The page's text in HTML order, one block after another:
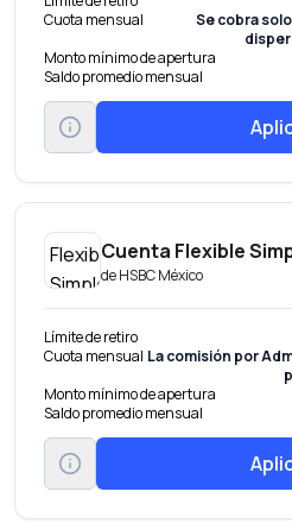
Cuota mensual
Se cobra
Monto mínimo de apertura
Saldo promedio mensual
Cuenta Flexible
deHSBC México
Límite de retiro
Cuota mensual La comisión por
Monto mínimo de apertura
Saldo promedio mensual